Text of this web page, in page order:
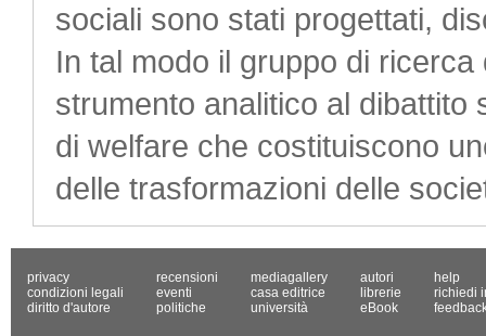
sociali sono stati progettati,
In tal modo il gruppo di
strumento analitico al dibattito
di welfare che costituiscono
delle trasformazioni delle
privacy
condizioni legali
diritto d'autore
recensioni
eventi
politiche
mediagallery
casa editrice
università
autori
librerie
eBook
help
richiedi